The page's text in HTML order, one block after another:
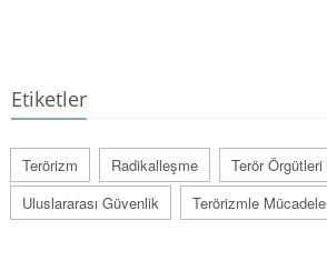
Etiketler
Terörizm Radikalleşme Terör Örgütleri
Uluslararası Güvenlik
Terörizmle Mücadele